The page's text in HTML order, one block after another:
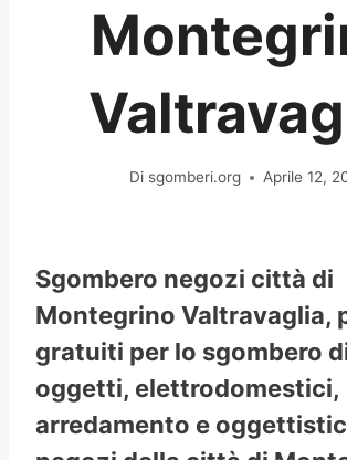
Di sgomberi.org Aprile 12,
Sgombero negozi città di
Montegrino Valtravaglia,
gratuiti per lo sgombero
oggetti, elettrodomestici,
arredamento e